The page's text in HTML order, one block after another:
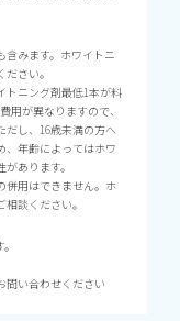
含みます。ホワイトニ
さい。
トニング剤最低1本が料
用が異なりますので、
だし、16歳未満の方へ
、年齢によってはホワ
あります。
併用はできません。ホ
談ください。
問い合わせください